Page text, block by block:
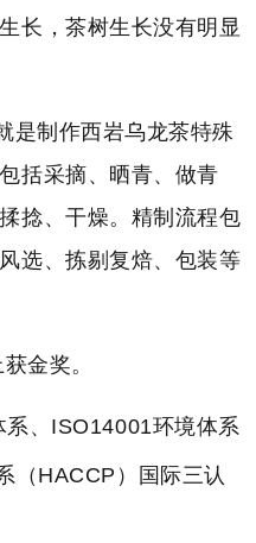
长，茶树生长没有明显
是制作西岩乌龙茶特殊
括采摘、晒青、做青
捻、干燥。精制流程包
选、拣剔复焙、包装等
金奖。
、 ISO14001环境体系
（HACCP）国际三认